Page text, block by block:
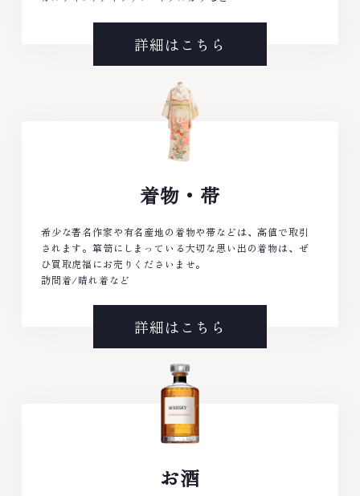
詳細はこちら
着物・帯
希少な著名作家や有名産地の着物や帯などは、高値で取引
されます。箪笥にしまっている大切な思い出の着物は、ぜ
ひ買取虎福にお売りくださいませ。
訪問着/晴れ着など
詳細はこちら
お酒